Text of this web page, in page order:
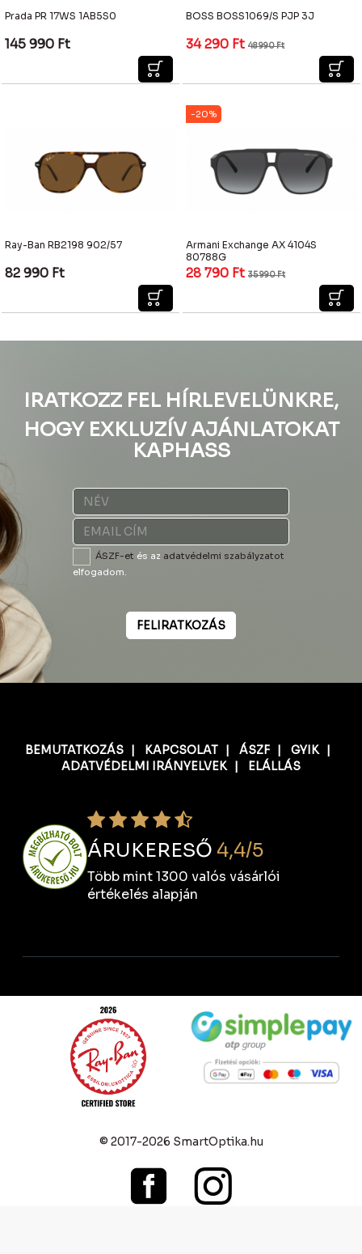
Prada PR 17WS 1AB5S0
145 990 Ft
BOSS BOSS1069/S PJP 3J
34 290 Ft 48 990Ft
Ray-Ban RB2198 902/57
82 990 Ft
-20%
Armani Exchange AX 4104S
80788G
28 790 Ft 35 990Ft
IRATKOZZ FEL HÍRLEVELÜNKRE,
HOGY EXKLUZÍV AJÁNLATOKAT
KAPHASS
ÁSZF-et és az adatvédelmi szabályzatot
elfogadom.
FELIRATKOZÁS
BEMUTATKOZÁS| KAPCSOLAT| ÁSZF| GYIK|
ADATVÉDELMI IRÁNYELVEK| ELÁLLÁS
ÁRUKERESŐ 4,4/5
Több mint 1300 valós vásárlói
értékelés alapján
© 2017-2026 SmartOptika.hu